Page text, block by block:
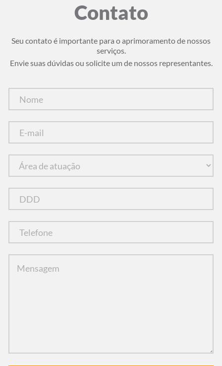
Contato
Seu contato é importante para o aprimoramento de nossos
serviços.
Envie suas dúvidas ou solicite um de nossos representantes.